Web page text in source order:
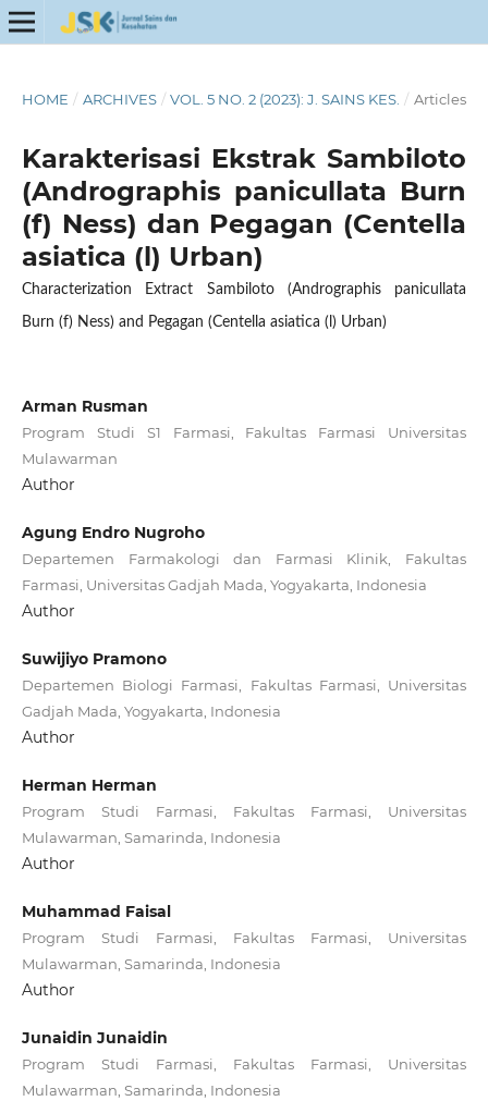
HOME / ARCHIVES / VOL. 5 NO. 2 (2023): J. SAINS KES. / Articles
Karakterisasi Ekstrak Sambiloto
(Andrographis panicullata Burn
(f) Ness) dan Pegagan (Centella
asiatica (l) Urban)
Characterization Extract Sambiloto (Andrographis panicullata
Burn (f) Ness) and Pegagan (Centella asiatica (l) Urban)
Arman Rusman
Program Studi S1 Farmasi, Fakultas Farmasi Universitas
Mulawarman
Author
Agung Endro Nugroho
Departemen Farmakologi dan Farmasi Klinik, Fakultas
Farmasi, Universitas Gadjah Mada, Yogyakarta, Indonesia
Author
Suwijiyo Pramono
Departemen Biologi Farmasi, Fakultas Farmasi, Universitas
Gadjah Mada, Yogyakarta, Indonesia
Author
Herman Herman
Program Studi Farmasi, Fakultas Farmasi, Universitas
Mulawarman, Samarinda, Indonesia
Author
Muhammad Faisal
Program Studi Farmasi, Fakultas Farmasi, Universitas
Mulawarman, Samarinda, Indonesia
Author
Junaidin Junaidin
Program Studi Farmasi, Fakultas Farmasi, Universitas
Mulawarman, Samarinda, Indonesia